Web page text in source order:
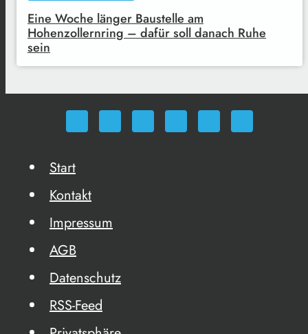
Eine Woche länger Baustelle am
Hohenzollernring – dafür soll danach Ruhe
sein
Start
Kontakt
Impressum
AGB
Datenschutz
RSS-Feed